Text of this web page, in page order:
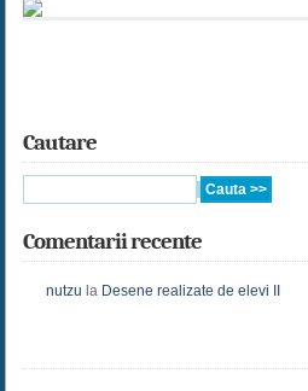
Cautare
Comentarii recente
nutzu la Desene realizate de elevi II